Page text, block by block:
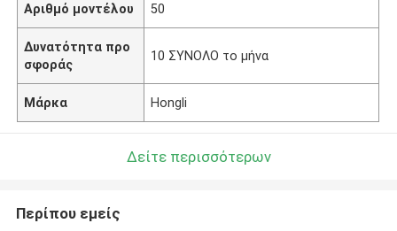
Αριθμό μοντέλου 50
Δυνατότητα προ
σφοράς
10 ΣΥΝΟΛΟ το μήνα
Μάρκα Hongli
Δείτε περισσότερων
Περίπου εμείς